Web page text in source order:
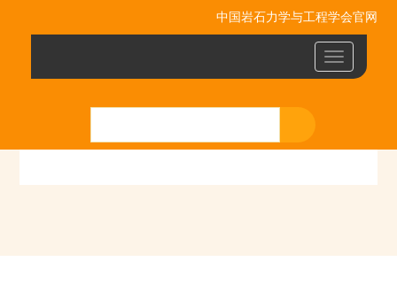
中国岩石力学与工程学会官网
Toggle